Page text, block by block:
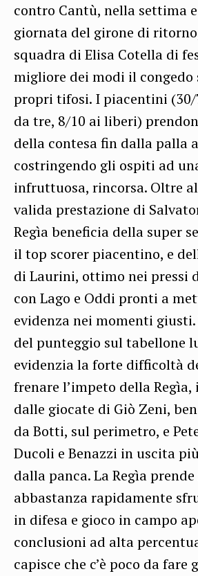
contro Cantù, nella settima
giornata del girone di
squadra di Elisa Cotella di
migliore dei modi il congedo
propri tifosi. I piacentini (30/
da tre, 8/10 ai liberi)
della contesa fin dalla palla
costringendo gli ospiti ad
infruttuosa, rincorsa. Oltre
valida prestazione di
Regìa beneficia della super
il top scorer piacentino, e
di Laurini, ottimo nei pressi
con Lago e Oddi pronti a
evidenza nei momenti giusti.
del punteggio sul tabellone
evidenzia la forte difficoltà
frenare l’impeto della
dalle giocate di Giò Zeni,
da Botti, sul perimetro, e
Ducoli e Benazzi in uscita
dalla panca. La Regìa
abbastanza rapidamente
in difesa e gioco in campo
conclusioni ad alta
capisce che c’è poco da fare